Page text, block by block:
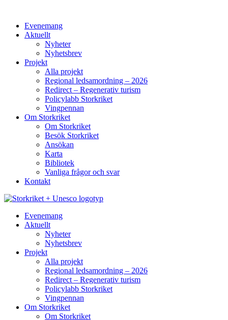
innehållEvenemang
Aktuellt
Nyheter
Nyhetsbrev
Projekt
Alla projekt
Regional ledsamordning – 2026
Redirect – Regenerativ turism
Policylabb Storkriket
Vingpennan
Om Storkriket
Om Storkriket
Besök Storkriket
Ansökan
Karta
Bibliotek
Vanliga frågor och svar
Kontakt
Evenemang
Aktuellt
Nyheter
Nyhetsbrev
Projekt
Alla projekt
Regional ledsamordning – 2026
Redirect – Regenerativ turism
Policylabb Storkriket
Vingpennan
Om Storkriket
Om Storkriket